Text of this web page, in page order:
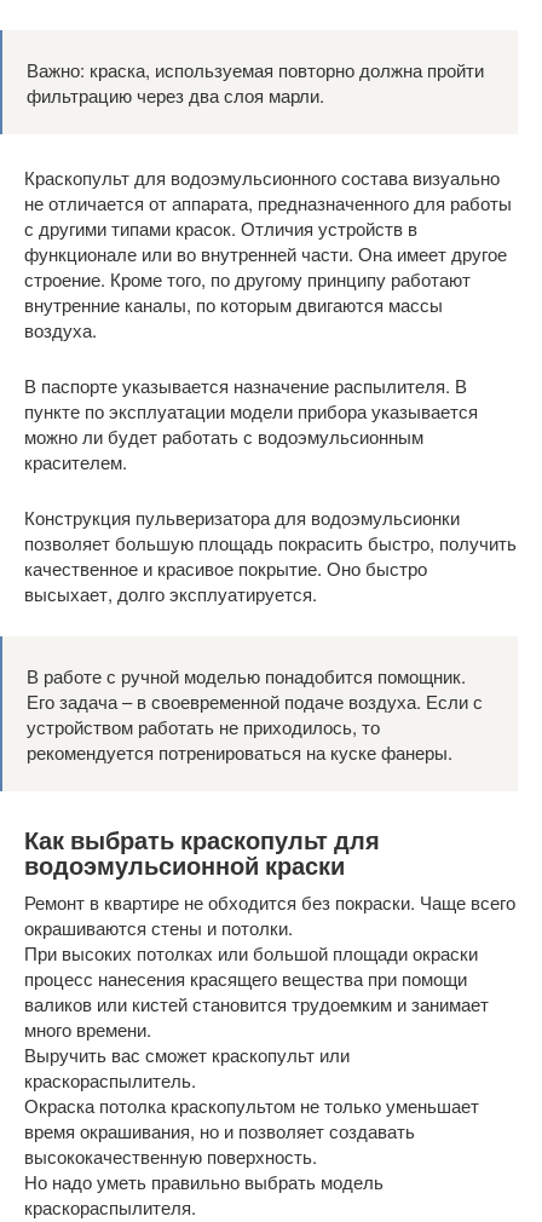
Важно: краска, используемая повторно должна пройти
фильтрацию через два слоя марли.
Краскопульт для водоэмульсионного состава визуально
не отличается от аппарата, предназначенного для работы
с другими типами красок. Отличия устройств в
функционале или во внутренней части. Она имеет другое
строение. Кроме того, по другому принципу работают
внутренние каналы, по которым двигаются массы
воздуха.
В паспорте указывается назначение распылителя. В
пункте по эксплуатации модели прибора указывается
можно ли будет работать с водоэмульсионным
красителем.
Конструкция пульверизатора для водоэмульсионки
позволяет большую площадь покрасить быстро, получить
качественное и красивое покрытие. Оно быстро
высыхает, долго эксплуатируется.
В работе с ручной моделью понадобится помощник.
Его задача – в своевременной подаче воздуха. Если с
устройством работать не приходилось, то
рекомендуется потренироваться на куске фанеры.
Как выбрать краскопульт для
водоэмульсионной краски
Ремонт в квартире не обходится без покраски. Чаще всего
окрашиваются стены и потолки.
При высоких потолках или большой площади окраски
процесс нанесения красящего вещества при помощи
валиков или кистей становится трудоемким и занимает
много времени.
Выручить вас сможет краскопульт или
краскораспылитель.
Окраска потолка краскопультом не только уменьшает
время окрашивания, но и позволяет создавать
высококачественную поверхность.
Но надо уметь правильно выбрать модель
краскораспылителя.